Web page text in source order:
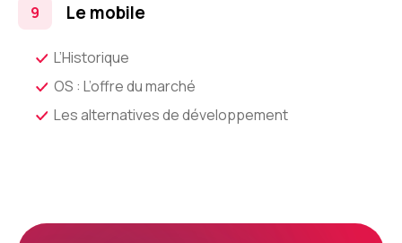
Le mobile
L’Historique
OS : L’offre du marché
Les alternatives de développement